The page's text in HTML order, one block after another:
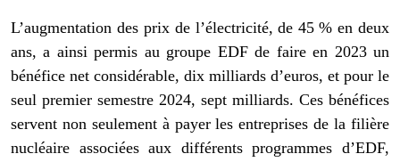
L’augmentation des prix de l’électricité, de 45 % en deux
ans, a ainsi permis au groupe EDF de faire en 2023 un
bénéfice net considérable, dix milliards d’euros, et pour le
seul premier semestre 2024, sept milliards. Ces bénéfices
servent non seulement à payer les entreprises de la filière
nucléaire associées aux différents programmes d’EDF,